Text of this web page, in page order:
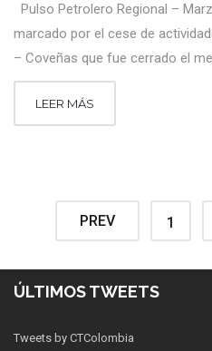
Pulso Petrolero Regional –
marcado por el cese de
– Coveñas que fue cerrado el
LEER MÁS
PREV 1
ÚLTIMOS TWEETS
Tweets by CTColombia